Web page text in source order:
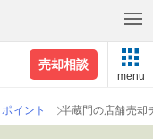
売却相談
menu
イント 半蔵門の店舗売却